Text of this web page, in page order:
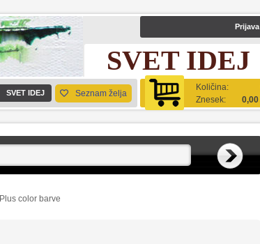
Prijava
SVET IDEJ
Količina:
Znesek:
0,00
SVET IDEJ Seznam želja
Plus color barve